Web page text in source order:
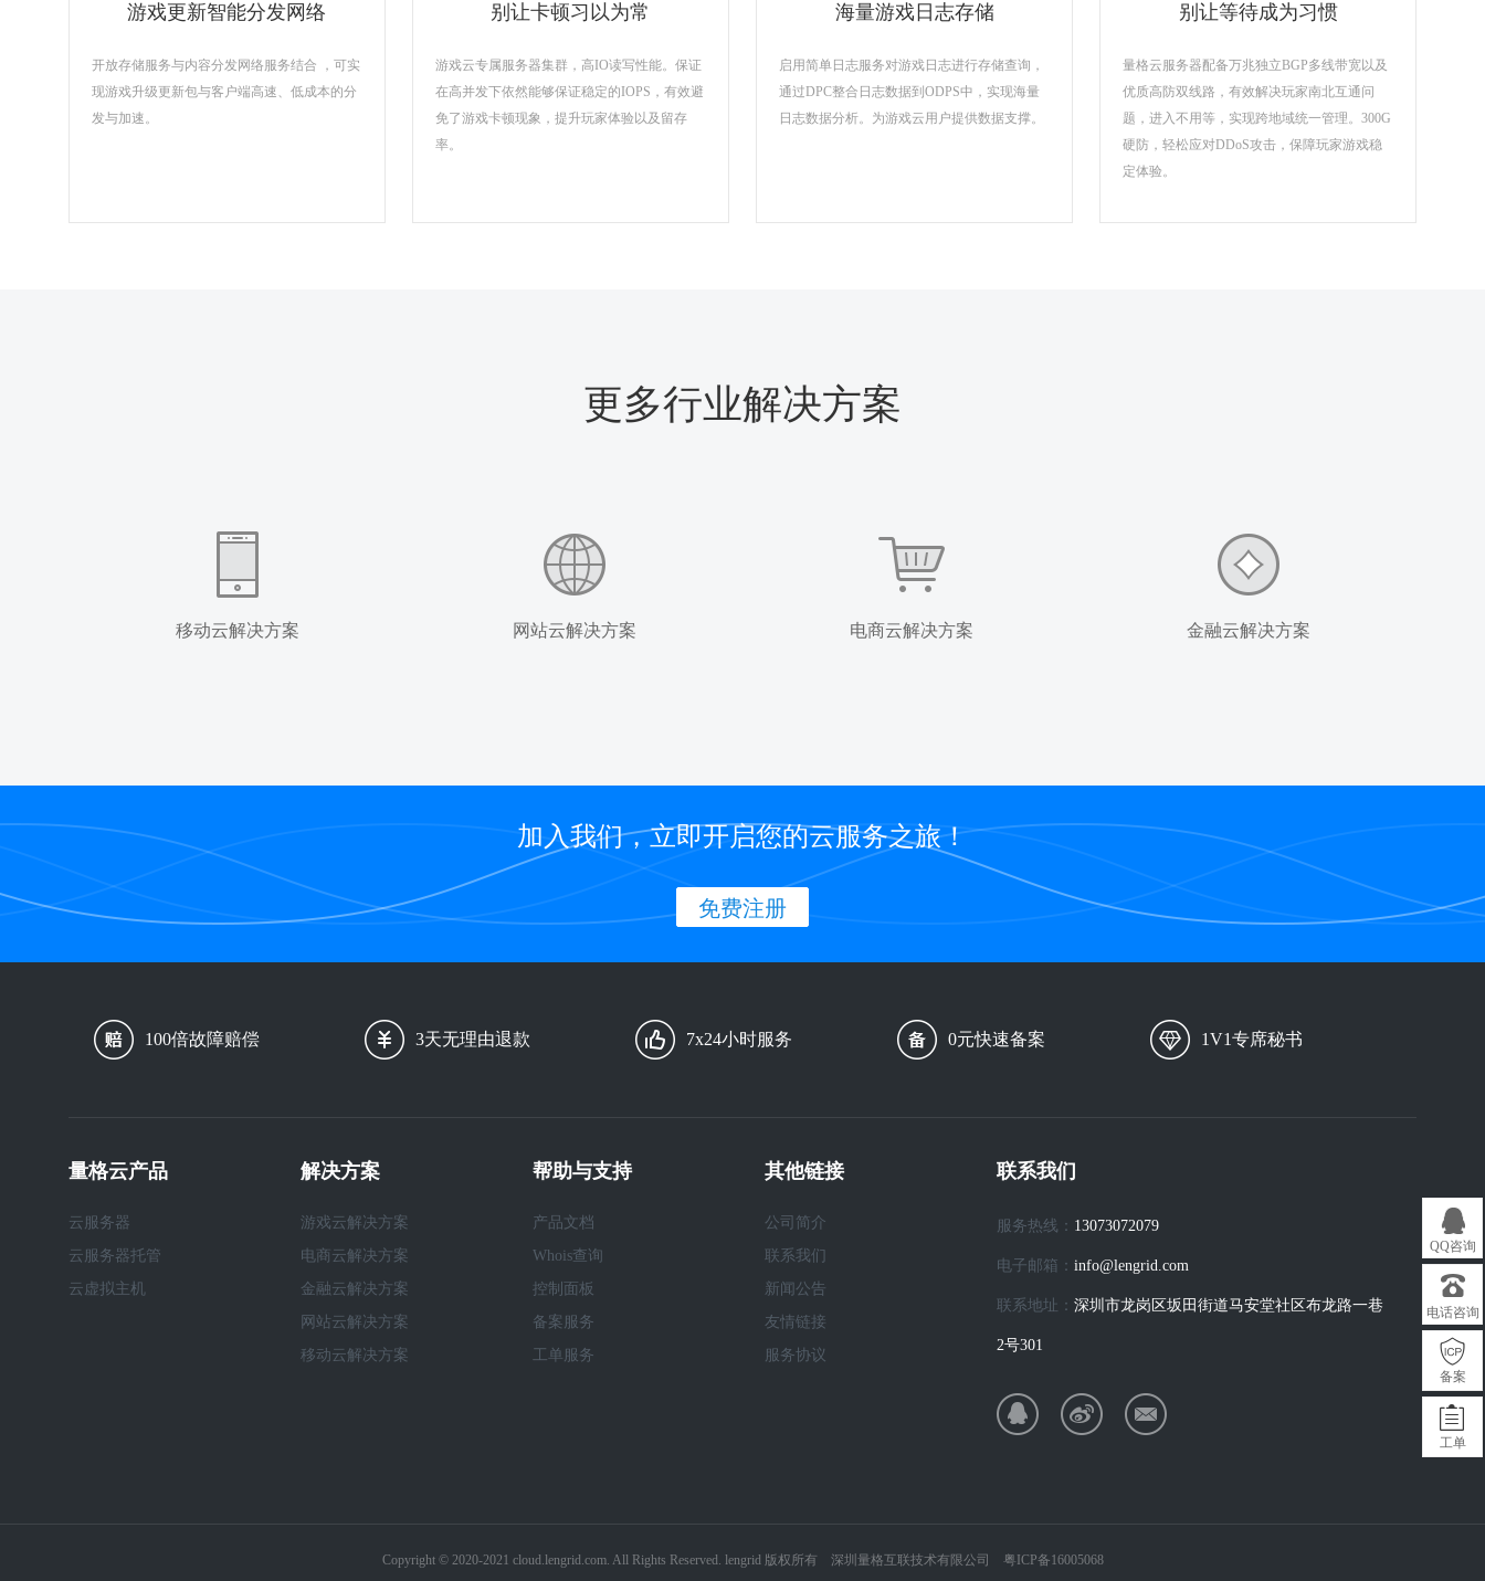
游戏更新智能分发网络
开放存储服务与内容分发网络服务结合 ，可实
现游戏升级更新包与客户端高速、低成本的分
发与加速。
别让卡顿习以为常
游戏云专属服务器集群，高IO读写性能。保证
在高并发下依然能够保证稳定的IOPS，有效避
免了游戏卡顿现象，提升玩家体验以及留存
率。
海量游戏日志存储
启用简单日志服务对游戏日志进行存储查询，
通过DPC整合日志数据到ODPS中，实现海量
日志数据分析。为游戏云用户提供数据支撑。
别让等待成为习惯
量格云服务器配备万兆独立BGP多线带宽以及
优质高防双线路，有效解决玩家南北互通问
题，进入不用等，实现跨地域统一管理。300G
硬防，轻松应对DDoS攻击，保障玩家游戏稳
定体验。
更多行业解决方案
移动云解决方案 网站云解决方案 电商云解决方案 金融云解决方案
加入我们，立即开启您的云服务之旅！
免费注册
100倍故障赔偿 3天无理由退款 7x24小时服务 0元快速备案 1V1专席秘书
量格云产品
云服务器
云服务器托管
云虚拟主机
解决方案
游戏云解决方案
电商云解决方案
金融云解决方案
网站云解决方案
移动云解决方案
帮助与支持
产品文档
Whois查询
控制面板
备案服务
工单服务
其他链接
公司简介
联系我们
新闻公告
友情链接
服务协议
联系我们
服务热线： 13073072079
电子邮箱： info@lengrid.com
联系地址： 深圳市龙岗区坂田街道马安堂社区布龙路一巷
2号301
Copyright © 2020-2021 cloud.lengrid.com. All Rights Reserved. lengrid 版权所有 深圳量格互联技术有限公司 粤ICP备16005068
QQ咨询
电话咨询
备案
工单